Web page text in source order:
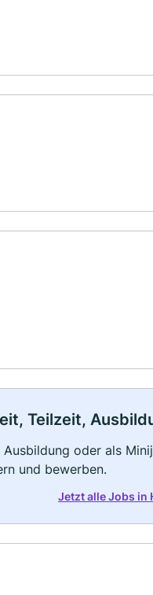
Teilzeit,
oder als
und bewerben.
Jetzt alle Jobs in